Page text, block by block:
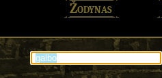
Žodynas